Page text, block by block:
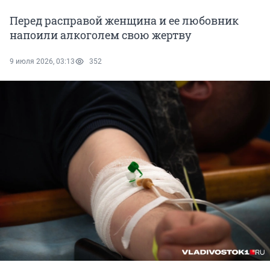
Перед расправой женщина и ее любовник
напоили алкоголем свою жертву
9 июля 2026, 03:13 352